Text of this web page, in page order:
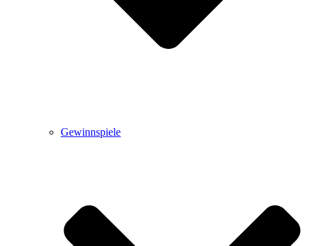
Gewinnspiele